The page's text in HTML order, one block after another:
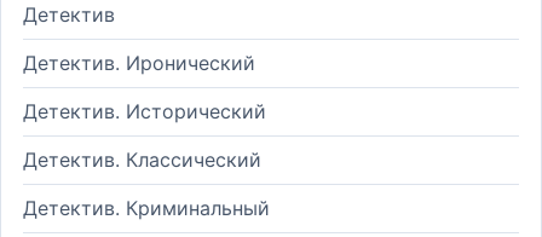
Детектив
Детектив. Иронический
Детектив. Исторический
Детектив. Классический
Детектив. Криминальный